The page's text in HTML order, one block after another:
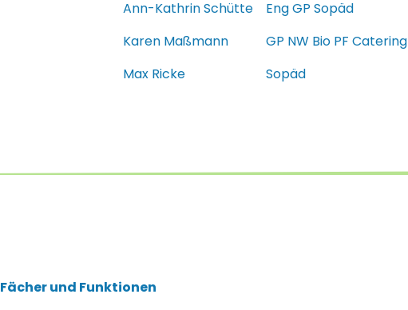
Ann-Kathrin Schütte
Eng GP Sopäd
Karen Maßmann
GP NW Bio PF Catering
Max Ricke
Sopäd
Fächer und Funktionen